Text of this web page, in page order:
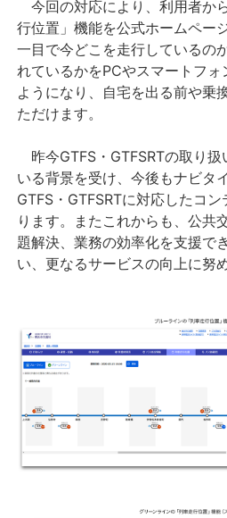
今回の対応により、利用者か
行位置」機能を公式ホームペー
一目で今どこを走行しているの
れているかをPCやスマートフ
ようになり、自宅を出る前や乗
ただけます。
昨今GTFS・GTFSRTの取り扱
いる背景を受け、今後もナビタ
GTFS・GTFSRTに対応したコ
ります。またこれからも、公共
題解決、業務の効率化を支援で
い、更なるサービスの向上に努